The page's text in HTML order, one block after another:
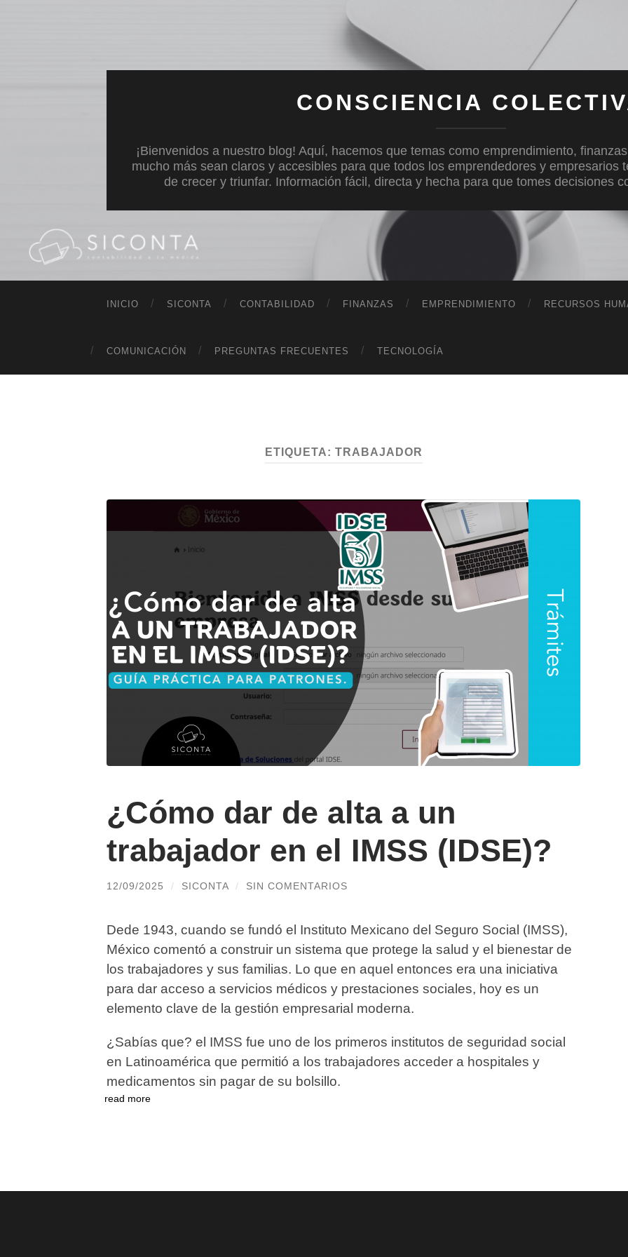
CONSCIENCIA
¡Bienvenidos a nuestro blog! Aquí, hacemos que temas como emprendimiento,
mucho más sean claros y accesibles para que todos los emprendedores y empresarios
de crecer y triunfar. Información fácil, directa y hecha para que tomes decisiones
INICIO SICONTA CONTABILIDAD FINANZAS EMPRENDIMIENTO RECURSOS
COMUNICACIÓN PREGUNTAS FRECUENTES TECNOLOGÍA
ETIQUETA: TRABAJADOR
¿Cómo dar de alta a un
trabajador en el IMSS (IDSE)?
12/09/2025 / SICONTA / SIN COMENTARIOS
Dede 1943, cuando se fundó el Instituto Mexicano del Seguro Social (IMSS),
México comentó a construir un sistema que protege la salud y el bienestar de
los trabajadores y sus familias. Lo que en aquel entonces era una iniciativa
para dar acceso a servicios médicos y prestaciones sociales, hoy es un
elemento clave de la gestión empresarial moderna.
¿Sabías que? el IMSS fue uno de los primeros institutos de seguridad social
en Latinoamérica que permitió a los trabajadores acceder a hospitales y
medicamentos sin pagar de su bolsillo.
read more